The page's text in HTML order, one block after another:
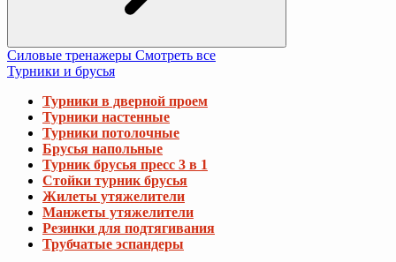
Силовые тренажеры Смотреть все
Турники и брусья
Турники в дверной проем
Турники настенные
Турники потолочные
Брусья напольные
Турник брусья пресс 3 в 1
Стойки турник брусья
Жилеты утяжелители
Манжеты утяжелители
Резинки для подтягивания
Трубчатые эспандеры